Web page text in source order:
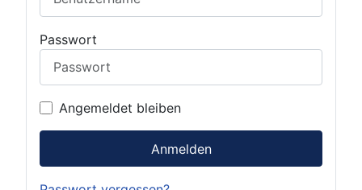
Passwort
Angemeldet bleiben
Anmelden